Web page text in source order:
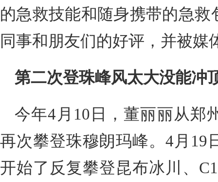
的急救技能和随身携带的急
同事和朋友们的好评，并被媒
第二次登珠峰风太大没能冲
今年4月10日，董丽丽从郑
再次攀登珠穆朗玛峰。4月19
开始了反复攀登昆布冰川、